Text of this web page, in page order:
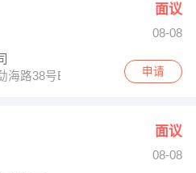
面议
08-08
海路38号B-1座
申请
面议
08-08